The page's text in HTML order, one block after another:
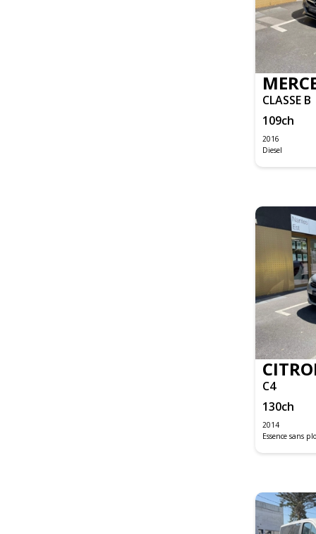
CLASSE B
109ch
2016
Diesel
C4
130ch
2014
Essence sans